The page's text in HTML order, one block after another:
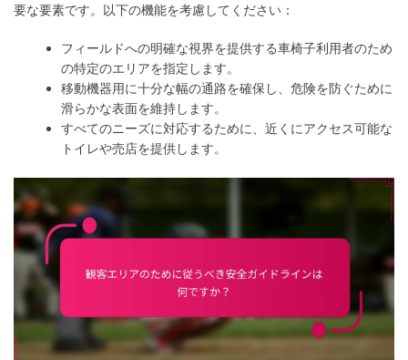
要な要素です。以下の機能を考慮してください：
フィールドへの明確な視界を提供する車椅子利用者のため
の特定のエリアを指定します。
移動機器用に十分な幅の通路を確保し、危険を防ぐために
滑らかな表面を維持します。
すべてのニーズに対応するために、近くにアクセス可能な
トイレや売店を提供します。